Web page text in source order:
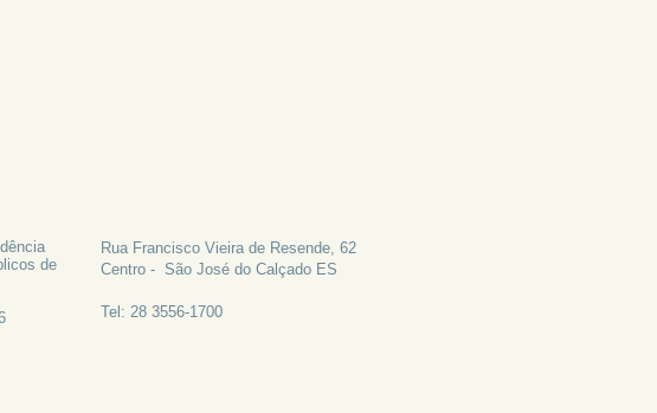
de
Rua Francisco Vieira de Resende, 62
Centro - São José do Calçado ES
Tel: 28 3556-1700